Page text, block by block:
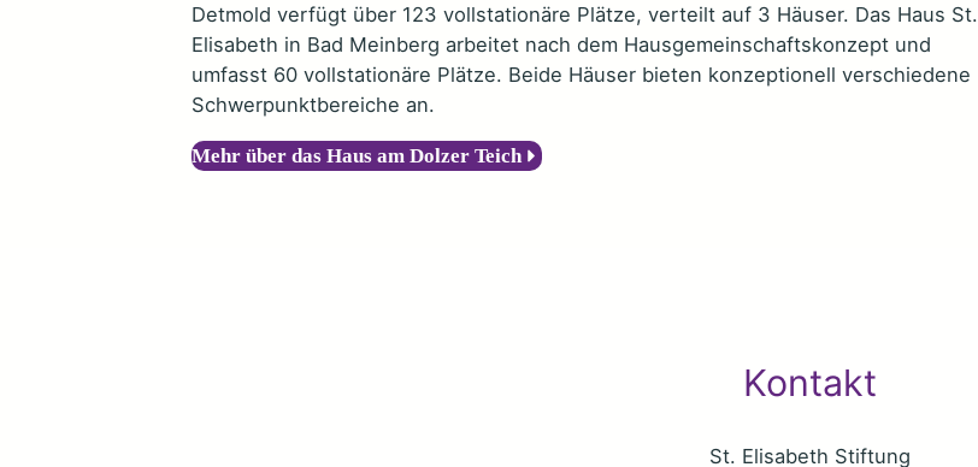
Detmold verfügt über 123 vollstationäre Plätze, verteilt auf 3 Häuser. Das Haus St.
Elisabeth in Bad Meinberg arbeitet nach dem Hausgemeinschaftskonzept und
umfasst 60 vollstationäre Plätze. Beide Häuser bieten konzeptionell verschiedene
Schwerpunktbereiche an.
Mehr über das Haus am Dolzer Teich
Kontakt
St. Elisabeth Stiftung